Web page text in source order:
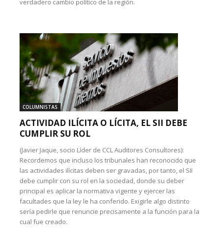
verdadero cambio político de la región.
COLUMNISTAS
ACTIVIDAD ILÍCITA O LÍCITA, EL SII DEBE
CUMPLIR SU ROL
(Javier Jaque, socio Líder de CCL Auditores Consultores):
Recordemos que incluso los tribunales han reconocido que
las actividades ilícitas deben ser gravadas, por tanto, el SII
debe cumplir con su rol en la sociedad, donde su deber
principal es aplicar la normativa vigente y ejercer las
facultades que la ley le ha conferido. Exigirle algo distinto
sería pedirle que renuncie precisamente a la función para la
cual fue creado.